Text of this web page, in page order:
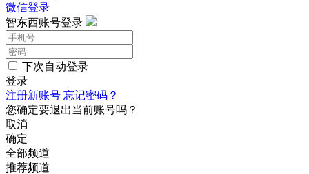
微信登录
智东西账号登录
下次自动登录
登录
注册新账号 忘记密码？
您确定要退出当前账号吗？
取消
确定
全部频道
推荐频道